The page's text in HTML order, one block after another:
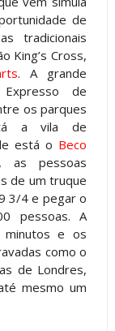
de
tradicionais
King’s Cross,
. A grande
de
os parques
a vila de
está o Beco
as pessoas
de um truque
3/4 e pegar o
pessoas. A
minutos e os
como o
de Londres,
mesmo um